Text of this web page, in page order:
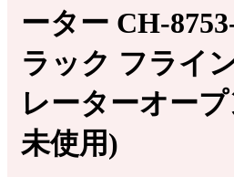
ーター CH-
ラック フライ
レーターオー
未使用)